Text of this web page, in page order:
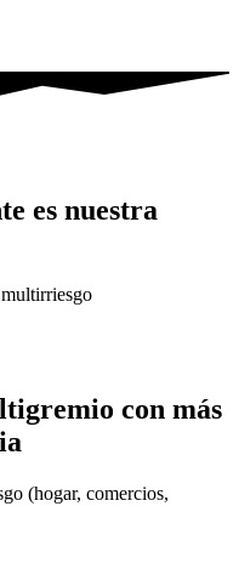
es nuestra
con más
(hogar, comercios,